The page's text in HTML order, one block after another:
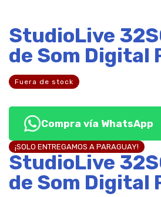
StudioLive
de Som Digital
Fuera de stock
Compra vía WhatsApp
¡SOLO ENTREGAMOS A PARAGUAY!
StudioLive
de Som Digital